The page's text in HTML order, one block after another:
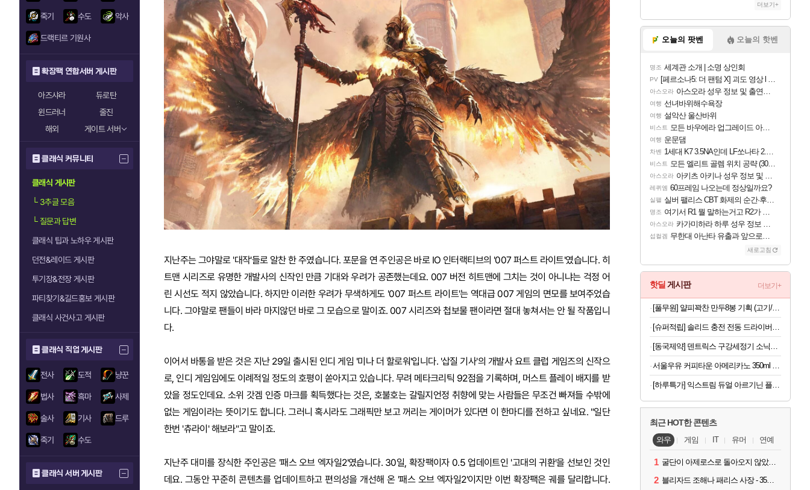
죽기 수도 악사
드랙티르 기원사
확장팩 연합서버 게시판
아즈샤라
듀로탄
윈드러너
줄진
해외
게이트 서버
클래식 커뮤니티
클래식 게시판
└3추글 모음
└질문과 답변
클래식 팁과 노하우 게시판
던전&레이드 게시판
투기장&전장 게시판
파티찾기&길드홍보 게시판
클래식 사건사고 게시판
클래식 직업 게시판
전사 도적 냥꾼
법사 흑마 사제
술사 기사 드루
죽기 수도
클래식 서버 게시판
지난주는 그야말로 '대작'들로 알찬 한 주였습니다. 포문을 연 주인공은 바로 IO 인터랙티브의 '007 퍼스트 라이트'였습니다. 히
트맨 시리즈로 유명한 개발사의 신작인 만큼 기대와 우려가 공존했는데요. 007 버전 히트맨에 그치는 것이 아니냐는 걱정 어
린 시선도 적지 않았습니다. 하지만 이러한 우려가 무색하게도 '007 퍼스트 라이트'는 역대급 007 게임의 면모를 보여주었습
니다. 그야말로 팬들이 바라 마지않던 바로 그 모습으로 말이죠. 007 시리즈와 첩보물 팬이라면 절대 놓쳐서는 안 될 작품입니
다.
이어서 바통을 받은 것은 지난 29일 출시된 인디 게임 '미나 더 할로워'입니다. '삽질 기사'의 개발사 요트 클럽 게임즈의 신작으
로, 인디 게임임에도 이례적일 정도의 호평이 쏟아지고 있습니다. 무려 메타크리틱 92점을 기록하며, 머스트 플레이 배지를 받
았을 정도인데요. 소위 갓겜 인증 마크를 획득했다는 것은, 호불호는 갈릴지언정 취향에 맞는 사람들은 무조건 빠져들 수밖에
없는 게임이라는 뜻이기도 합니다. 그러니 혹시라도 그래픽만 보고 꺼리는 게이머가 있다면 이 한마디를 전하고 싶네요. "일단
한번 '츄라이' 해보라"고 말이죠.
지난주 대미를 장식한 주인공은 '패스 오브 엑자일2'였습니다. 30일, 확장팩이자 0.5 업데이트인 '고대의 귀환'을 선보인 것인
데요. 그동안 꾸준히 콘텐츠를 업데이트하고 편의성을 개선해 온 '패스 오브 엑자일2'이지만 이번 확장팩은 궤를 달리합니다.
더보기+
오늘의 팟벤 오늘의 핫벤
명조 세계관 소개 | 소명 상인회
PV [페르소나5: 더 팬텀 X] 괴도 영상 l 타카마키 안·댄싱 스타
아스오라 아스오라 성우 정보 및 출연작 모음
여행 선녀바위해수욕장
여행 설악산 울산바위
비스트 모든 바우에라 업그레이드 아이템 획득 위치 공략 (89개)
여행 운문댐
차벤 1세대 K7 3.5NA인데 LF쏘나타 2.0NA 기변하면 유류비 절약이 얼마나 될까요..?
비스트 모든 엘리트 골렘 위치 공략 (30개) - 방랑 결투가
아스오라 아키츠 아키나 성우 정보 및 주요 필모
레퀴엠 60프레임 나오는데 정상일까요?
실팰 실버 팰리스 CBT 화제의 순간·후기 모음
명조 여기서 R1 뭘 말하는거고 R2가 뭘말하는걸까요?
아스오라 카가미하라 하루 성우 정보 및 주요 필모
섭컬겜 무한대 아난타 유출과 앞으로의 예상 (루머)
새로고침
핫딜 게시판 더보기+
[풀무원] 얄피꽉찬 만두8봉 기획 (고기/김치/교자/물만두 외)
[하루특가] 익스트림 듀얼 아르기닌 플러스, 120정, 1개
최근 HOT한 콘텐츠
와우 게임 IT 유머 연예
1 굴단이 아제로스로 돌아오지 않았다면? 와우 클래식+ 주목
2 블리자드 조해나 패리스 사장 - 35년 역사, 그리고 비전